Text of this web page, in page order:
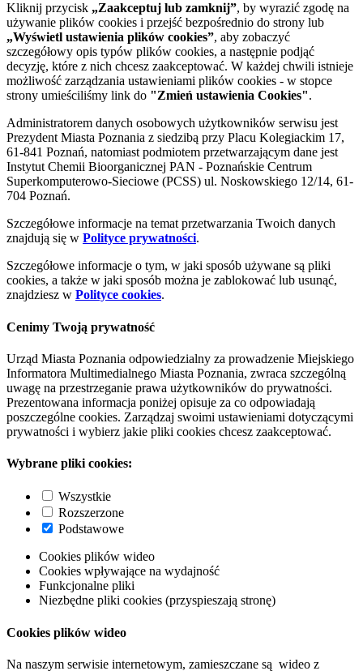
Kliknij przycisk „Zaakceptuj lub zamknij”, by wyrazić zgodę na
używanie plików cookies i przejść bezpośrednio do strony lub
„Wyświetl ustawienia plików cookies”, aby zobaczyć
szczegółowy opis typów plików cookies, a następnie podjąć
decyzję, które z nich chcesz zaakceptować. W każdej chwili istnieje
możliwość zarządzania ustawieniami plików cookies - w stopce
strony umieściliśmy link do "Zmień ustawienia Cookies".
Administratorem danych osobowych użytkowników serwisu jest
Prezydent Miasta Poznania z siedzibą przy Placu Kolegiackim 17,
61-841 Poznań, natomiast podmiotem przetwarzającym dane jest
Instytut Chemii Bioorganicznej PAN - Poznańskie Centrum
Superkomputerowo-Sieciowe (PCSS) ul. Noskowskiego 12/14, 61-
704 Poznań.
Szczegółowe informacje na temat przetwarzania Twoich danych
znajdują się w Polityce prywatności.
Szczegółowe informacje o tym, w jaki sposób używane są pliki
cookies, a także w jaki sposób można je zablokować lub usunąć,
znajdziesz w Polityce cookies.
Cenimy Twoją prywatność
Urząd Miasta Poznania odpowiedzialny za prowadzenie Miejskiego
Informatora Multimedialnego Miasta Poznania, zwraca szczególną
uwagę na przestrzeganie prawa użytkowników do prywatności.
Prezentowana informacja poniżej opisuje za co odpowiadają
poszczególne cookies. Zarządzaj swoimi ustawieniami dotyczącymi
prywatności i wybierz jakie pliki cookies chcesz zaakceptować.
Wybrane pliki cookies:
Wszystkie
Rozszerzone
Podstawowe
Cookies plików wideo
Cookies wpływające na wydajność
Funkcjonalne pliki
Niezbędne pliki cookies (przyspieszają stronę)
Cookies plików wideo
Na naszym serwisie internetowym, zamieszczane są wideo z